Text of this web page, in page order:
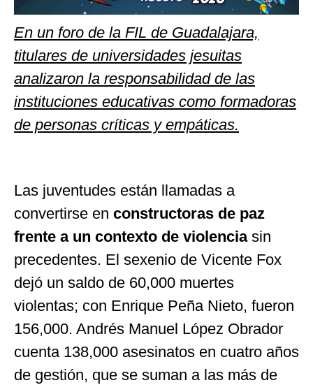
En un foro de la FIL de Guadalajara,
titulares de universidades jesuitas
analizaron la responsabilidad de las
instituciones educativas como formadoras
de personas críticas y empáticas.
Las juventudes están llamadas a
convertirse en constructoras de paz
frente a un contexto de violencia sin
precedentes. El sexenio de Vicente Fox
dejó un saldo de 60,000 muertes
violentas; con Enrique Peña Nieto, fueron
156,000. Andrés Manuel López Obrador
cuenta 138,000 asesinatos en cuatro años
de gestión, que se suman a las más de